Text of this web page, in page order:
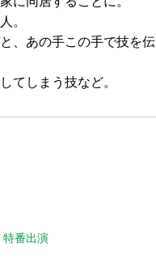
。
、あの手この手で技を伝
てしまう技など。
特番出演